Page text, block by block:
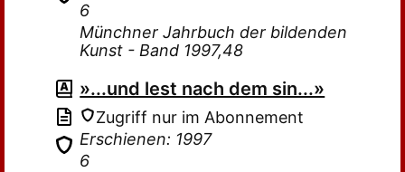
6
Münchner Jahrbuch der bildenden
Kunst - Band 1997,48
»...und lest nach dem sin...»
Zugriff nur im Abonnement
Erschienen: 1997
6